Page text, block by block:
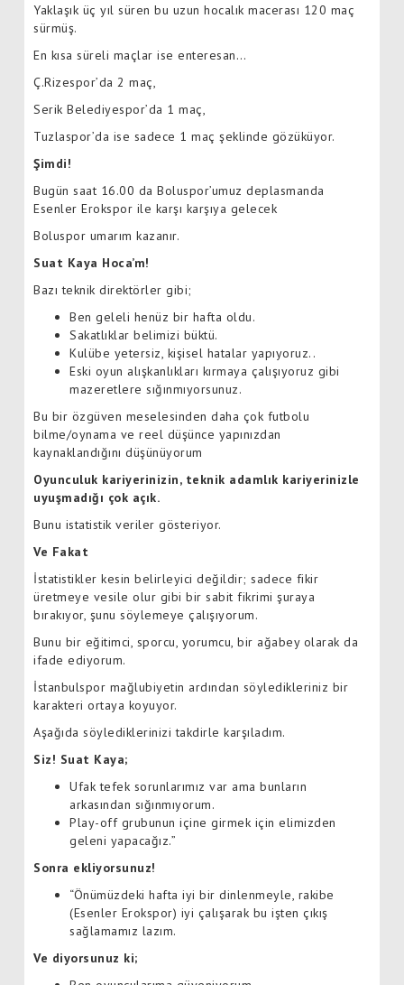
Yaklaşık üç yıl süren bu uzun hocalık macerası 120 maç
sürmüş.
En kısa süreli maçlar ise enteresan…
Ç.Rizespor’da 2 maç,
Serik Belediyespor’da 1 maç,
Tuzlaspor’da ise sadece 1 maç şeklinde gözüküyor.
Şimdi!
Bugün saat 16.00 da Boluspor’umuz deplasmanda
Esenler Erokspor ile karşı karşıya gelecek
Boluspor umarım kazanır.
Suat Kaya Hoca’m!
Bazı teknik direktörler gibi;
Ben geleli henüz bir hafta oldu.
Sakatlıklar belimizi büktü.
Kulübe yetersiz, kişisel hatalar yapıyoruz..
Eski oyun alışkanlıkları kırmaya çalışıyoruz gibi
mazeretlere sığınmıyorsunuz.
Bu bir özgüven meselesinden daha çok futbolu
bilme/oynama ve reel düşünce yapınızdan
kaynaklandığını düşünüyorum
Oyunculuk kariyerinizin, teknik adamlık kariyerinizle
uyuşmadığı çok açık.
Bunu istatistik veriler gösteriyor.
Ve Fakat
İstatistikler kesin belirleyici değildir; sadece fikir
üretmeye vesile olur gibi bir sabit fikrimi şuraya
bırakıyor, şunu söylemeye çalışıyorum.
Bunu bir eğitimci, sporcu, yorumcu, bir ağabey olarak da
ifade ediyorum.
İstanbulspor mağlubiyetin ardından söyledikleriniz bir
karakteri ortaya koyuyor.
Aşağıda söylediklerinizi takdirle karşıladım.
Siz! Suat Kaya;
Ufak tefek sorunlarımız var ama bunların
arkasından sığınmıyorum.
Play-off grubunun içine girmek için elimizden
geleni yapacağız.”
Sonra ekliyorsunuz!
“Önümüzdeki hafta iyi bir dinlenmeyle, rakibe
(Esenler Erokspor) iyi çalışarak bu işten çıkış
sağlamamız lazım.
Ve diyorsunuz ki;